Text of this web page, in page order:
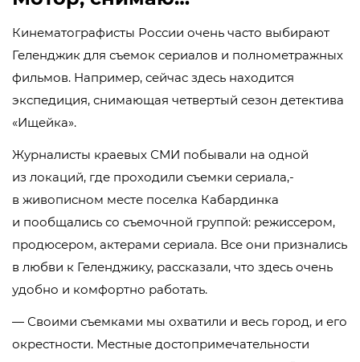
Кинематографисты России очень часто выбирают
Геленджик для съемок сериалов и полнометражных
фильмов. Например, сейчас здесь находится
экспедиция, снимающая четвертый сезон детектива
«Ищейка».
Журналисты краевых СМИ побывали на одной
из локаций, где проходили съемки сериала,-
в живописном месте поселка Кабардинка
и пообщались со съемочной группой: режиссером,
продюсером, актерами сериала. Все они признались
в любви к Геленджику, рассказали, что здесь очень
удобно и комфортно работать.
— Своими съемками мы охватили и весь город, и его
окрестности. Местные достопримечательности